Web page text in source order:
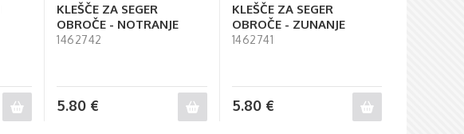
KLEŠČE ZA SEGER
OBROČE - NOTRANJE
1462742
5.80 €
KLEŠČE ZA SEGER
OBROČE - ZUNANJE
1462741
5.80 €